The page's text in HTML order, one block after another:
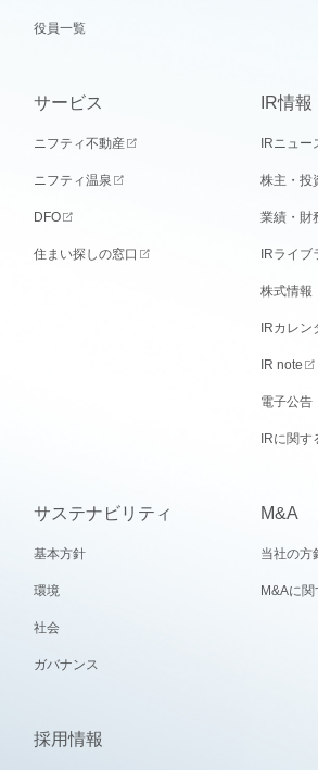
役員一覧
サービス
ニフティ不動産
ニフティ温泉
DFO
住まい探しの窓口
IR情報
IRニュー
株主・投
業績・財
IRライブ
株式情報
IRカレン
IR note
電子公告
IRに関す
サステナビリティ
基本方針
環境
社会
ガバナンス
M&A
当社の方
M&Aに
採用情報